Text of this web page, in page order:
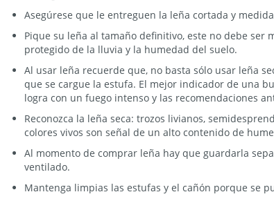
Asegúrese que le entreguen la leña cortada y
Pique su leña al tamaño definitivo, este no debe ser
protegido de la lluvia y la humedad del suelo.
Al usar leña recuerde que, no basta sólo usar leña
que se cargue la estufa. El mejor indicador de una
logra con un fuego intenso y las recomendaciones
Reconozca la leña seca: trozos livianos,
colores vivos son señal de un alto contenido de
Al momento de comprar leña hay que guardarla
ventilado.
Mantenga limpias las estufas y el cañón porque se